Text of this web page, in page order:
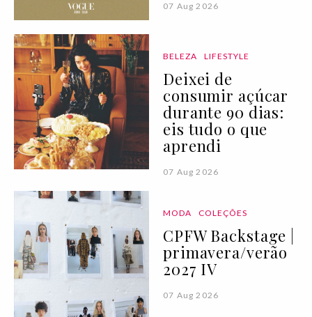
07 Aug 2026
BELEZA LIFESTYLE
Deixei de
consumir açúcar
durante 90 dias:
eis tudo o que
aprendi
07 Aug 2026
MODA COLEÇÕES
CPFW Backstage |
primavera/verão
2027 IV
07 Aug 2026